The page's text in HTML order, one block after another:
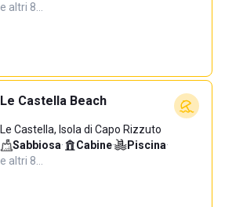
e altri 8…
Le Castella Beach
Le Castella, Isola di Capo Rizzuto
Sabbiosa· Cabine· Piscina·
e altri 8…